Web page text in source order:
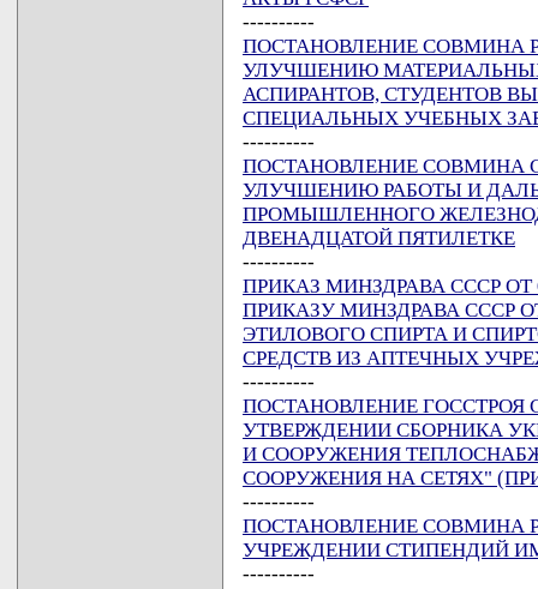
----------
ПОСТАНОВЛЕНИЕ СОВМИНА
УЛУЧШЕНИЮ
АСПИРАНТОВ, СТУДЕНТОВ
СПЕЦИАЛЬНЫХ УЧЕБНЫХ
----------
ПОСТАНОВЛЕНИЕ СОВМИНА
УЛУЧШЕНИЮ РАБОТЫ И
ПРОМЫШЛЕННОГО
ДВЕНАДЦАТОЙ ПЯТИЛЕТКЕ
----------
ПРИКАЗ МИНЗДРАВА СССР ОТ
ПРИКАЗУ МИНЗДРАВА СССР
ЭТИЛОВОГО СПИРТА И
СРЕДСТВ ИЗ АПТЕЧНЫХ
----------
ПОСТАНОВЛЕНИЕ ГОССТРОЯ
УТВЕРЖДЕНИИ СБОРНИКА
И СООРУЖЕНИЯ
СООРУЖЕНИЯ НА СЕТЯХ"
----------
ПОСТАНОВЛЕНИЕ СОВМИНА
УЧРЕЖДЕНИИ СТИПЕНДИЙ
----------